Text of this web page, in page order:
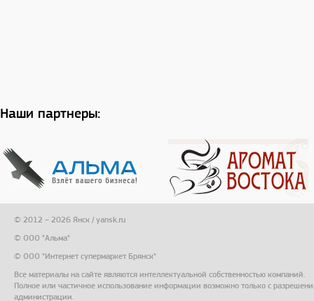
Наши партнеры:
© 2012 – 2026 Янск / yansk.ru
© ООО "Альма"
© ООО "Интернет супермаркет Брянск"
Все материалы на сайте являются интеллектуальной собственностью компаний.
Полное или частичное использование информации возможно только с
администрации.